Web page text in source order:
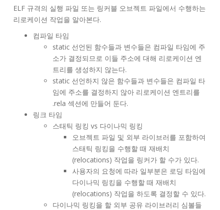
ELF 규격의 실행 파일 또는 링커블 오브젝트 파일에서 수행하는
리로케이션 작업을 알아본다.
컴파일 타임
static 선언된 함수들과 변수들은 컴파일 타임에 주
소가 결정되므로 이들 주소에 대해 리로케이션 엔
트리를 생성하지 않는다.
static 선언하지 않은 함수들과 변수들은 컴파일 타
임에 주소를 결정하지 않아 리로케이션 엔트리를
.rela 섹션에 만들어 둔다.
링크 타임
스태틱 링킹 vs 다이나믹 링킹
오브젝트 파일 및 외부 라이브러를 포함하여
스태틱 링킹을 수행할 때 재배치
(relocations) 작업을 링커가 할 수가 있다.
사용자의 요청에 따라 일부분은 로딩 타임에
다이나믹 링킹을 수행할 때 재배치
(relocations) 작업을 하도록 결정할 수 있다.
다이나믹 링킹을 할 외부 공유 라이브러리 심볼들